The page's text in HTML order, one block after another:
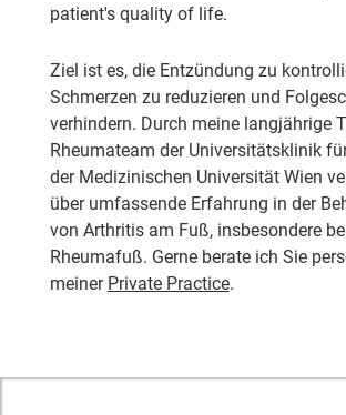
patient's quality of life.
Ziel ist es, die Entzündung zu
Schmerzen zu reduzieren und
verhindern. Durch meine langjährige
Rheumateam der Universitätsklinik
der Medizinischen Universität Wien
über umfassende Erfahrung in der
von Arthritis am Fuß, insbesondere
Rheumafuß. Gerne berate ich Sie
meiner Private Practice.